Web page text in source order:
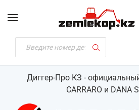
Диггер-Про КЗ -
CARRARO и DANA